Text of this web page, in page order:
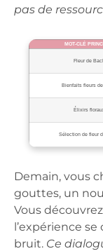
pas de
MOT-CLÉ
Fleur de
Bienfaits fleurs
Élixirs
Sélection de fleur
Demain, vous
gouttes, un
Vous
l’expérience
bruit. Ce